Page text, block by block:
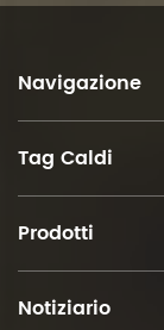
Navigazione
Tag Caldi
Prodotti
Notiziario